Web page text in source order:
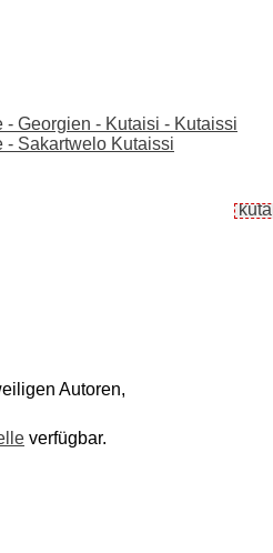
Georgien - Kutaisi - Kutaissi
- Sakartwelo Kutaissi
Autoren,
verfügbar.